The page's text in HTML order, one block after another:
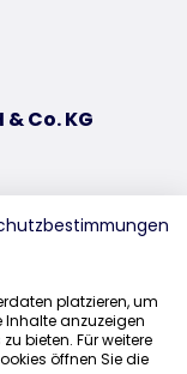
number
tr></table>
Co. KG
platzieren, um
Inhalte anzuzeigen
bieten. Für weitere
öffnen Sie die